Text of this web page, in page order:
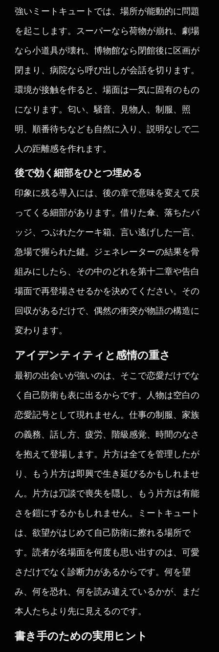
強いミートキュートでは、場所が能動的に問題
を起こします。スーパーなら荷物が崩れ、劇場
なら小道具が壊れ、博物館なら閉館後に区画が
閉まり、病院なら呼び出しが会話を切ります。
環境が接触を作ると、場面は一気に固有のもの
になります。匂い、騒音、見物人、制服、照
明、順番待ちなども自然に入り、説明なしで二
人の距離感を作れます。
後で効く細部をひとつ埋める
印象に残る導入には、後の章で意味を変えて戻
ってくる細部があります。借りた傘、落ちたバ
ッジ、つぶれたケーキ箱、言い逃げした一言、
急場で握られた鍵。ジェネレーターの結果を骨
組みにしたら、その中のどれを第十二章や告白
場面で再登場させるかを決めてください。その
回収があるだけで、偶然の衝突が物語の構造に
変わります。
アイデンティティと感情の重さ
最初の出会いが強いのは、そこで恋愛だけでな
く自己防衛も表に出るからです。人物は空白の
恋愛記号として現れません。仕事の制服、家族
の義務、話し方、疲労、階級感覚、時間のなさ
を抱えて登場します。片方は全てを管理したが
り、もう片方は即興で生き延びるかもしれませ
ん。片方は冗談で喪失を隠し、もう片方は有能
さを鎧にするかもしれません。ミートキュート
は、欲望がはじめて自己防衛に擦れる場所で
す。読者が名場面を何度も思い出すのは、可愛
さだけでなく診断力があるからです。何を望
み、何を恐れ、何を読み違えているかが、まだ
本人たちより先に見えるのです。
書き手のための実用ヒント